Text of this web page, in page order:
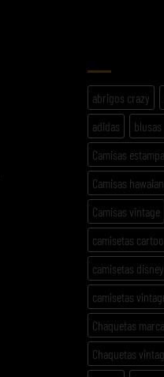
abrigos crazy
adidas
blusas
Camisas
Camisas
Camisas vintage
camisetas
camisetas disney
camisetas
Chaquetas marca
Chaquetas